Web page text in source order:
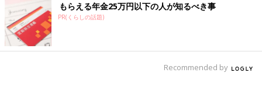
もらえる年金25万円以下の人が知るべき事
PR(くらしの話題)
Recommended by